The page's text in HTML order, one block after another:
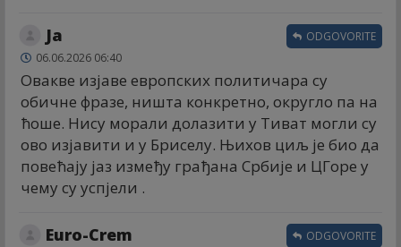
Ја
06.06.2026 06:40
Овакве изјаве европских политичара су
обичне фразе, ништа конкретно, округло па на
ћоше. Нису морали долазити у Тиват могли су
ово изјавити и у Бриселу. Њихов циљ је био да
повећају јаз између грађана Србије и ЦГоре у
чему су успјели .
ODGOVORITE
Euro-Crem ODGOVORITE